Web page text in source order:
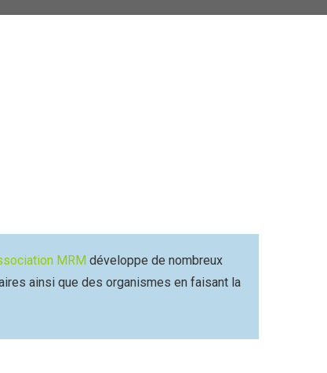
MRM développe de nombreux
ainsi que des organismes en faisant la